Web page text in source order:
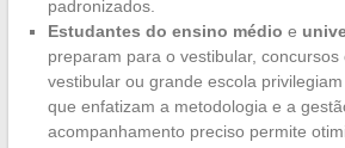
padronizados.
Estudantes do ensino médio e
preparam para o vestibular,
vestibular ou grande escola privilegiam
que enfatizam a metodologia e a
acompanhamento preciso permite